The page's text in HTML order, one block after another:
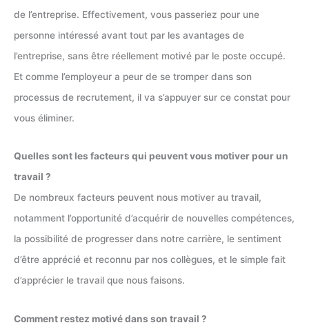
de l’entreprise. Effectivement, vous passeriez pour une
personne intéressé avant tout par les avantages de
l’entreprise, sans être réellement motivé par le poste occupé.
Et comme l’employeur a peur de se tromper dans son
processus de recrutement, il va s’appuyer sur ce constat pour
vous éliminer.
Quelles sont les facteurs qui peuvent vous motiver pour un
travail ?
De nombreux facteurs peuvent nous motiver au travail,
notamment l’opportunité d’acquérir de nouvelles compétences,
la possibilité de progresser dans notre carrière, le sentiment
d’être apprécié et reconnu par nos collègues, et le simple fait
d’apprécier le travail que nous faisons.
Comment restez motivé dans son travail ?